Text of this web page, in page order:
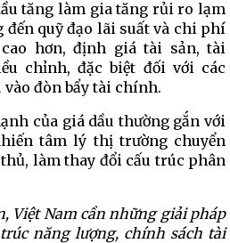
tăng làm gia tăng rủi ro lạm
đến quỹ đạo lãi suất và chi phí
hơn, định giá tài sản, tài
chỉnh, đặc biệt đối với các
đòn bẩy tài chính.
của giá dầu thường gắn với
tâm lý thị trường chuyển
làm thay đổi cấu trúc phân
Việt Nam cần những giải pháp
năng lượng, chính sách tài